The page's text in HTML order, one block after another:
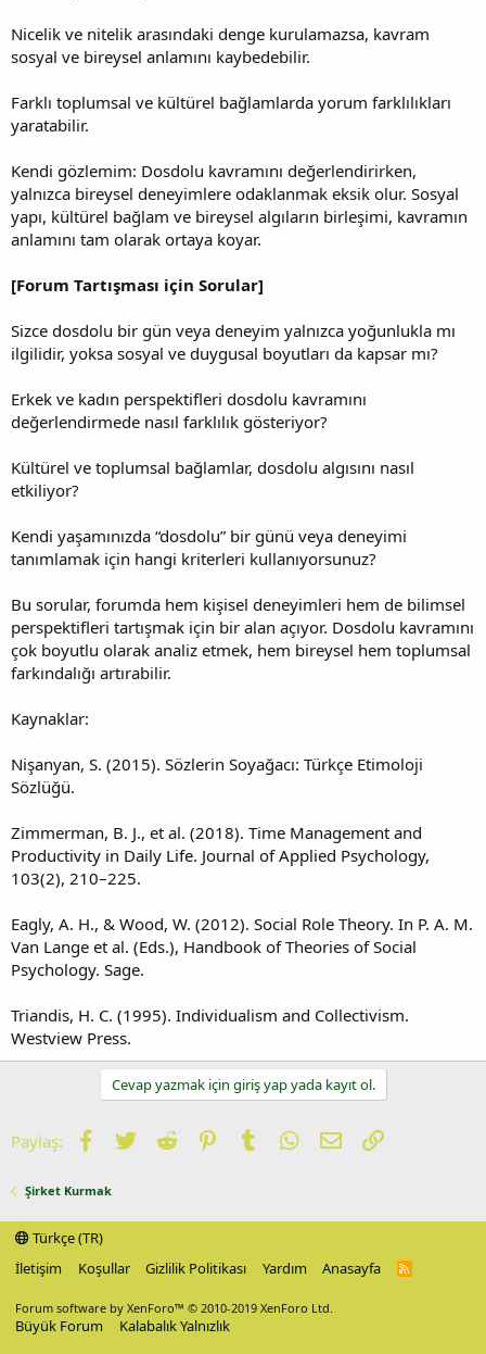
Nicelik ve nitelik arasındaki denge kurulamazsa, kavram
sosyal ve bireysel anlamını kaybedebilir.
Farklı toplumsal ve kültürel bağlamlarda yorum farklılıkları
yaratabilir.
Kendi gözlemim: Dosdolu kavramını değerlendirirken,
yalnızca bireysel deneyimlere odaklanmak eksik olur. Sosyal
yapı, kültürel bağlam ve bireysel algıların birleşimi, kavramın
anlamını tam olarak ortaya koyar.
[Forum Tartışması için Sorular]
Sizce dosdolu bir gün veya deneyim yalnızca yoğunlukla mı
ilgilidir, yoksa sosyal ve duygusal boyutları da kapsar mı?
Erkek ve kadın perspektifleri dosdolu kavramını
değerlendirmede nasıl farklılık gösteriyor?
Kültürel ve toplumsal bağlamlar, dosdolu algısını nasıl
etkiliyor?
Kendi yaşamınızda “dosdolu” bir günü veya deneyimi
tanımlamak için hangi kriterleri kullanıyorsunuz?
Bu sorular, forumda hem kişisel deneyimleri hem de bilimsel
perspektifleri tartışmak için bir alan açıyor. Dosdolu kavramını
çok boyutlu olarak analiz etmek, hem bireysel hem toplumsal
farkındalığı artırabilir.
Kaynaklar:
Nişanyan, S. (2015). Sözlerin Soyağacı: Türkçe Etimoloji
Sözlüğü.
Zimmerman, B. J., et al. (2018). Time Management and
Productivity in Daily Life. Journal of Applied Psychology,
103(2), 210–225.
Eagly, A. H., & Wood, W. (2012). Social Role Theory. In P. A. M.
Van Lange et al. (Eds.), Handbook of Theories of Social
Psychology. Sage.
Triandis, H. C. (1995). Individualism and Collectivism.
Westview Press.
Cevap yazmak için giriş yap yada kayıt ol.
Paylaş: Facebook
TwitterReddit PinterestTumblrWhatsApp
E-postaLink
Şirket Kurmak
Türkçe (TR)
İletişim
Koşullar Gizlilik Politikası Yardım Anasayfa
R
Forum software by XenForo™ © 2010-2019 XenForo Ltd.
Büyük Forum Kalabalık Yalnızlık